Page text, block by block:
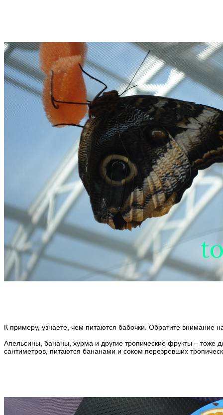
К примеру, узнаете, чем питаются бабочки. Обратите
Апельсины, бананы, хурма и другие тропические фрукты – тоже
сантиметров, питаются бананами и соком перезревших